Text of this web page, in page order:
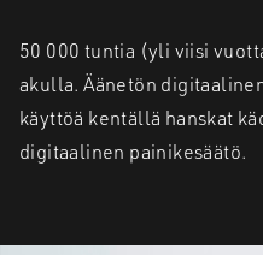
50 000 tuntia (yli viisi
akulla. Äänetön
käyttöä kentällä hanskat
digitaalinen painikesäätö.